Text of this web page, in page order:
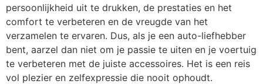
persoonlijkheid uit te drukken, de prestaties en het
comfort te verbeteren en de vreugde van het
verzamelen te ervaren. Dus, als je een auto-liefhebber
bent, aarzel dan niet om je passie te uiten en je voertuig
te verbeteren met de juiste accessoires. Het is een reis
vol plezier en zelfexpressie die nooit ophoudt.